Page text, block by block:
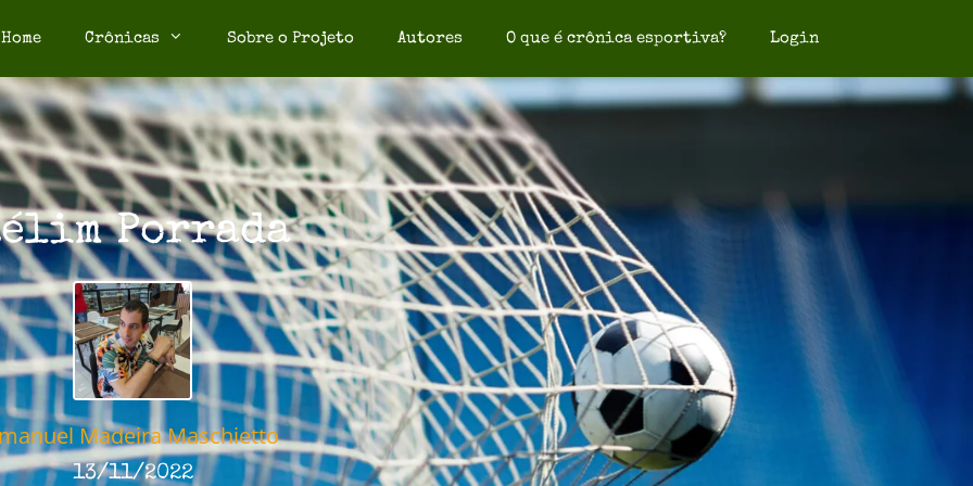
Home Crônicas Sobre o Projeto Autores O que é crônica esportiva? Login
Porrada
Madeira Maschietto
13/11/2022